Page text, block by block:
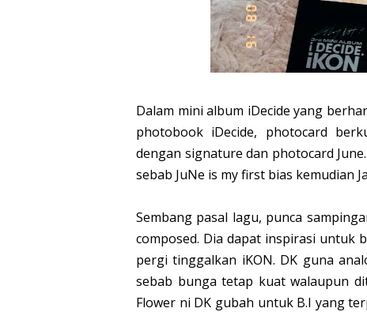
Dalam mini album iDecide yang
photobook iDecide, photocard
dengan signature dan photocard
sebab JuNe is my first bias kemudian
Sembang pasal lagu, punca
composed. Dia dapat inspirasi untuk
pergi tinggalkan iKON. DK guna
sebab bunga tetap kuat walaupun
Flower ni DK gubah untuk B.I yang